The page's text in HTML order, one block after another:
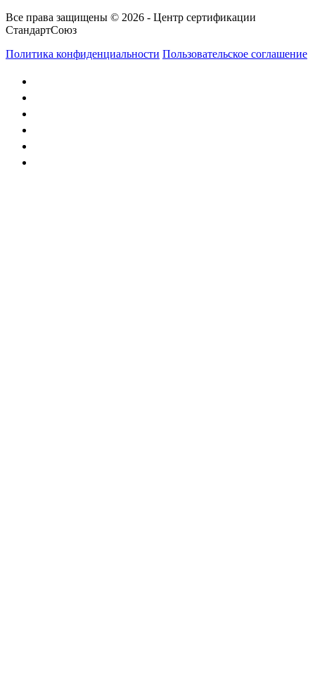
Все права защищены © 2026 - Центр сертификации
СтандартСоюз
Политика конфиденциальности Пользовательское соглашение